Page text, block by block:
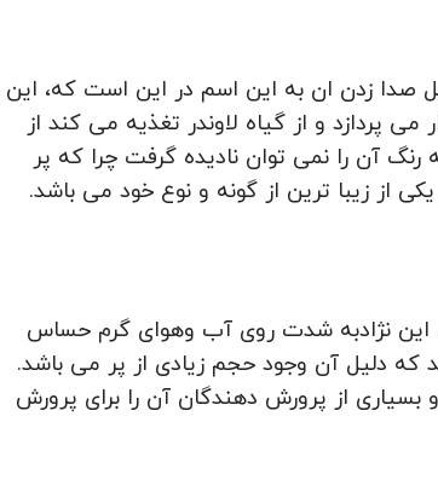
صدا زدن ان به این اسم در این است که، این
و از گیاه لاوندر تغذیه می کند از
آن را نمی توان نادیده گرفت چرا که پر
یکی از زیبا ترین از گونه و نوع خود می باشد.
این نژادبه شدت روی آب وهوای گرم حساس
که دلیل آن وجود حجم زیادی از پر می باشد.
بسیاری از پرورش دهندگان آن را برای پرورش